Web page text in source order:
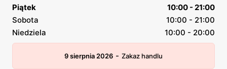
Piątek
10:00 - 21:00
Sobota
10:00 - 21:00
Niedziela
10:00 - 20:00
9 sierpnia 2026 - Zakaz handlu